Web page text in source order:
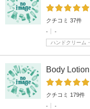
クチコミ 37件
-
-
ハンドクリーム
Body Lotion
クチコミ 179件
-
-